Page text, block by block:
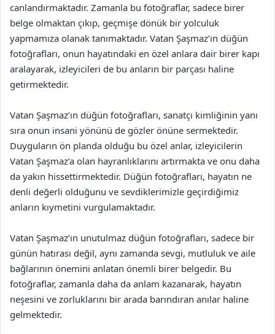
canlandırmaktadır. Zamanla bu fotoğraflar, sadece birer
belge olmaktan çıkıp, geçmişe dönük bir yolculuk
yapmamıza olanak tanımaktadır. Vatan Şaşmaz’ın düğün
fotoğrafları, onun hayatındaki en özel anlara dair birer kapı
aralayarak, izleyicileri de bu anların bir parçası haline
getirmektedir.
Vatan Şaşmaz’ın düğün fotoğrafları, sanatçı kimliğinin yanı
sıra onun insani yönünü de gözler önüne sermektedir.
Duyguların ön planda olduğu bu özel anlar, izleyicilerin
Vatan Şaşmaz’a olan hayranlıklarını artırmakta ve onu daha
da yakın hissettirmektedir. Düğün fotoğrafları, hayatın ne
denli değerli olduğunu ve sevdiklerimizle geçirdiğimiz
anların kıymetini vurgulamaktadır.
Vatan Şaşmaz’ın unutulmaz düğün fotoğrafları, sadece bir
günün hatırası değil, aynı zamanda sevgi, mutluluk ve aile
bağlarının önemini anlatan önemli birer belgedir. Bu
fotoğraflar, zamanla daha da anlam kazanarak, hayatın
neşesini ve zorluklarını bir arada barındıran anılar haline
gelmektedir.